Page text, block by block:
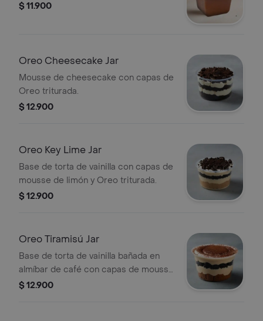
$ 11.900
Oreo Cheesecake Jar
Mousse de cheesecake con capas de
Oreo triturada.
$ 12.900
Oreo Key Lime Jar
Base de torta de vainilla con capas de
mousse de limón y Oreo triturada.
$ 12.900
Oreo Tiramisú Jar
Base de torta de vainilla bañada en
almíbar de café con capas de mousse
de tiramisú y Oreo.
$ 12.900